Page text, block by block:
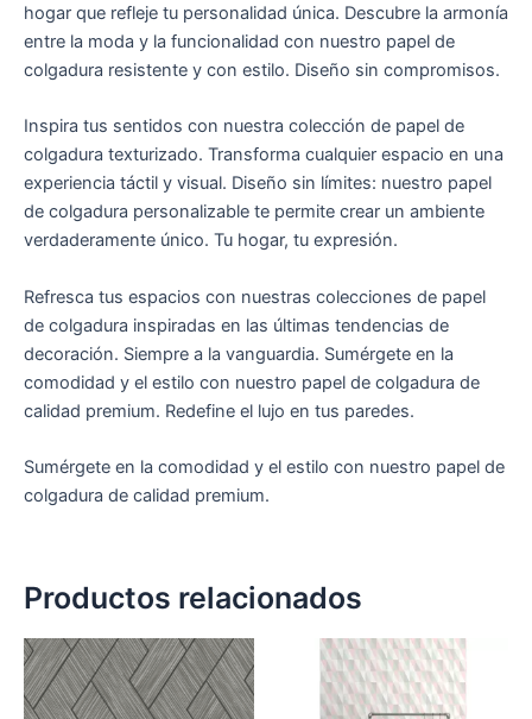
hogar que refleje tu personalidad única. Descubre la armonía
entre la moda y la funcionalidad con nuestro papel de
colgadura resistente y con estilo. Diseño sin compromisos.
Inspira tus sentidos con nuestra colección de papel de
colgadura texturizado. Transforma cualquier espacio en una
experiencia táctil y visual. Diseño sin límites: nuestro papel
de colgadura personalizable te permite crear un ambiente
verdaderamente único. Tu hogar, tu expresión.
Refresca tus espacios con nuestras colecciones de papel
de colgadura inspiradas en las últimas tendencias de
decoración. Siempre a la vanguardia. Sumérgete en la
comodidad y el estilo con nuestro papel de colgadura de
calidad premium. Redefine el lujo en tus paredes.
Sumérgete en la comodidad y el estilo con nuestro papel de
colgadura de calidad premium.
Productos relacionados